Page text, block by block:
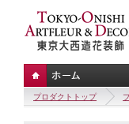
プロダクトトップ